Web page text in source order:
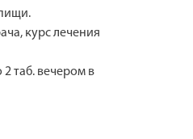
курс лечения
2 таб. вечером в